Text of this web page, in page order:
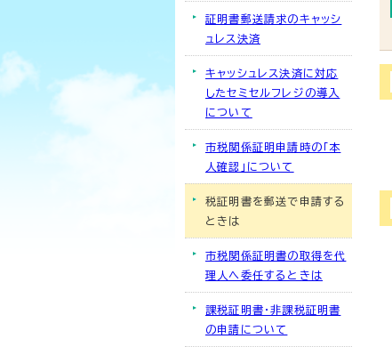
証明書郵送請求のキャッシ
ュレス決済
キャッシュレス決済に対応
したセミセルフレジの導入
について
市税関係証明申請時の「本
人確認」について
税証明書を郵送で申請する
ときは
市税関係証明書の取得を代
理人へ委任するときは
課税証明書・非課税証明書
の申請について